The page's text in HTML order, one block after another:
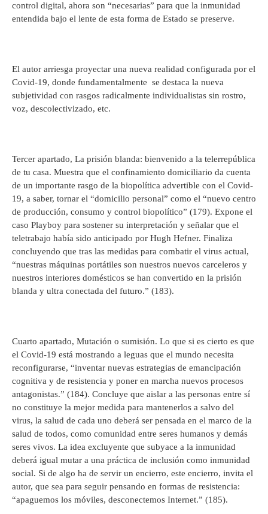
control digital, ahora son “necesarias” para que la inmunidad
entendida bajo el lente de esta forma de Estado se preserve.
El autor arriesga proyectar una nueva realidad configurada por el
Covid-19, donde fundamentalmente se destaca la nueva
subjetividad con rasgos radicalmente individualistas sin rostro,
voz, descolectivizado, etc.
Tercer apartado, La prisión blanda: bienvenido a la telerrepública
de tu casa. Muestra que el confinamiento domiciliario da cuenta
de un importante rasgo de la biopolítica advertible con el Covid-
19, a saber, tornar el “domicilio personal” como el “nuevo centro
de producción, consumo y control biopolítico” (179). Expone el
caso Playboy para sostener su interpretación y señalar que el
teletrabajo había sido anticipado por Hugh Hefner. Finaliza
concluyendo que tras las medidas para combatir el virus actual,
“nuestras máquinas portátiles son nuestros nuevos carceleros y
nuestros interiores domésticos se han convertido en la prisión
blanda y ultra conectada del futuro.” (183).
Cuarto apartado, Mutación o sumisión. Lo que si es cierto es que
el Covid-19 está mostrando a leguas que el mundo necesita
reconfigurarse, “inventar nuevas estrategias de emancipación
cognitiva y de resistencia y poner en marcha nuevos procesos
antagonistas.” (184). Concluye que aislar a las personas entre sí
no constituye la mejor medida para mantenerlos a salvo del
virus, la salud de cada uno deberá ser pensada en el marco de la
salud de todos, como comunidad entre seres humanos y demás
seres vivos. La idea excluyente que subyace a la inmunidad
deberá igual mutar a una práctica de inclusión como inmunidad
social. Si de algo ha de servir un encierro, este encierro, invita el
autor, que sea para seguir pensando en formas de resistencia:
“apaguemos los móviles, desconectemos Internet.” (185).